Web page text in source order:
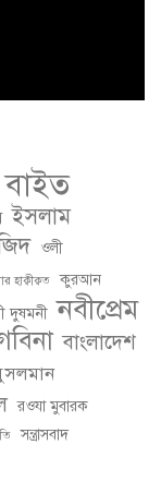
ইসলাম
ওলী
হাক্বীক্বত কুরআন
দুষমনী নবীপ্রেম
বাংলাদেশ
রওযা মুবারক
সন্ত্রাসবাদ